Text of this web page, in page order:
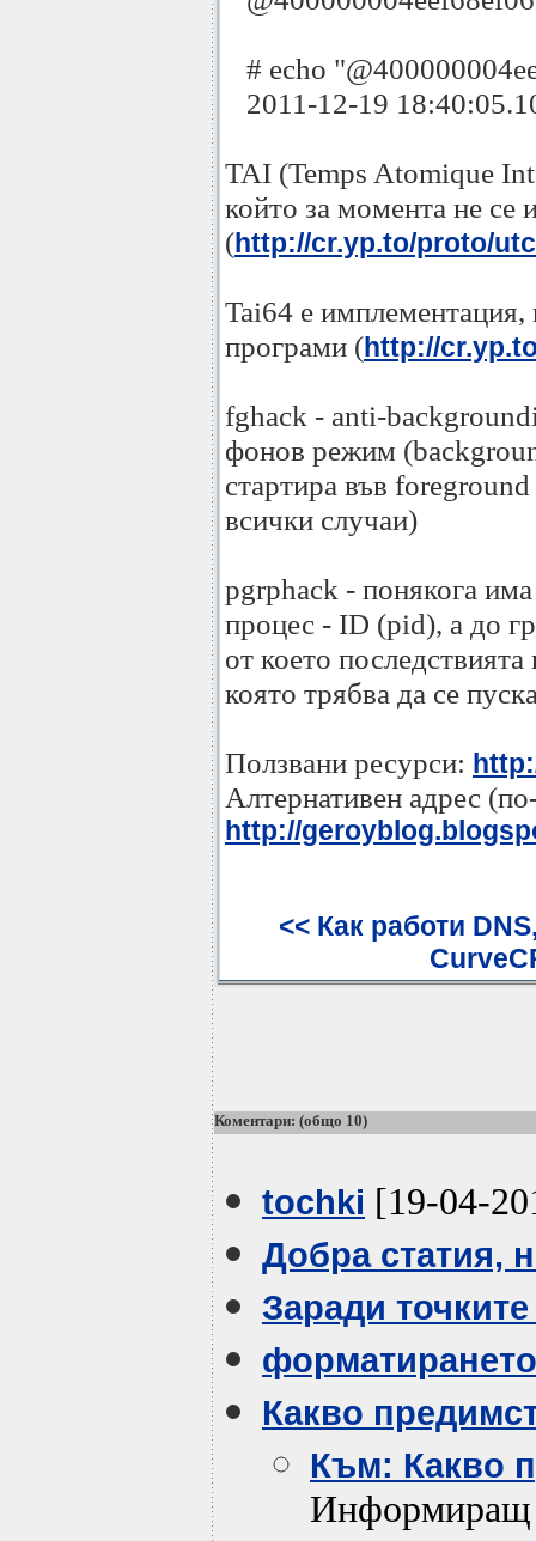
# echo
2011-12-19
TAI (Temps Atomique
който за момента не се
(http://cr.yp.to/proto/
Tai64 е имплементация,
програми (http://
fghack - anti-
фонов режим
стартира във
всички случаи)
pgrphack - понякога
процес - ID (pid), а до
от което
която трябва да се
Ползвани ресурси:
Алтернативен адрес
http://
<< Как работи
Коментари: (общо 10)
tochki [19-04-
Добра статия,
Заради точките
Какво
Към: Какво